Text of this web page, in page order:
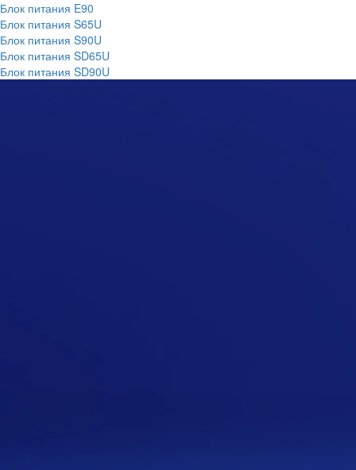
Блок питания E90
Блок питания S65U
Блок питания S90U
Блок питания SD65U
Блок питания SD90U